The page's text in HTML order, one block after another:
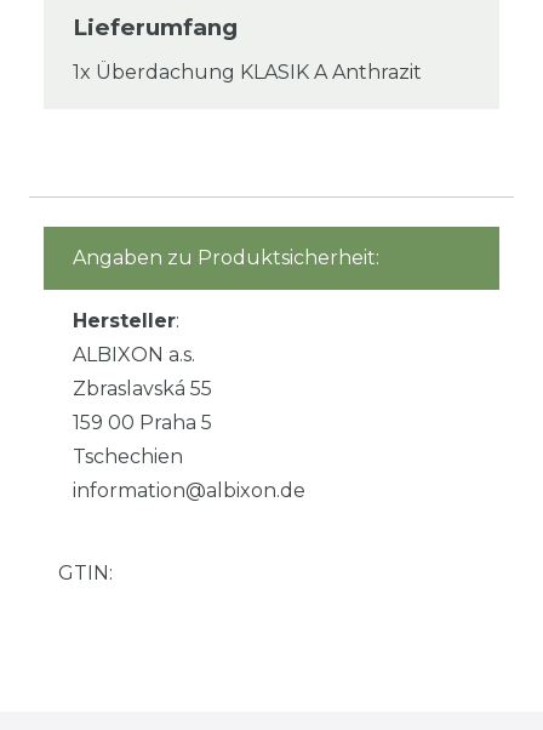
Lieferumfang
1x Überdachung KLASIK A Anthrazit
Angaben zu Produktsicherheit:
Hersteller:
ALBIXON a.s.
Zbraslavská 55
159 00 Praha 5
Tschechien
information@albixon.de
GTIN: